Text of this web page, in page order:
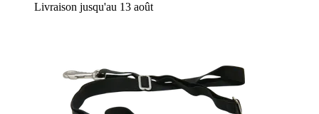
Livraison jusqu'au 13 août